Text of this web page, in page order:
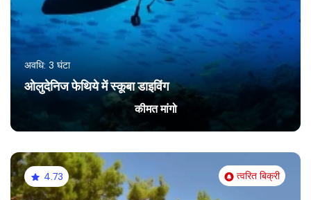
अवधि: 3 घंटा
ओलुदेनिज फेथिये में स्कूबा डाइविंग
कीमत मांगो
4.73 त्वरित बिक्री